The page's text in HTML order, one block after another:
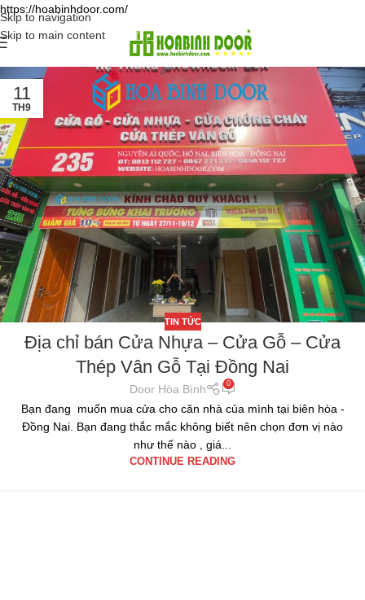
https://hoabinhdoor.com/
Skip to navigation
Skip to main content
11
TH9
TIN TỨC
Địa chỉ bán Cửa Nhựa – Cửa Gỗ – Cửa
Thép Vân Gỗ Tại Đồng Nai
Door Hòa Bình 0
Bạn đang muốn mua cửa cho căn nhà của mình tại biên hòa -
Đồng Nai. Bạn đang thắc mắc không biết nên chọn đơn vị nào
như thế nào , giá...
CONTINUE READING